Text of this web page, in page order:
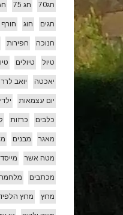
חג70 חג 75 חג
חגים חוג חורף
חנוכה חפירות
טיול טיולים
יאכטה יואב לרר
יום עצמאות
כלבים כרזות
מאגר מבנים
מטה אשר
מכתבים
מרוץ מרוץ